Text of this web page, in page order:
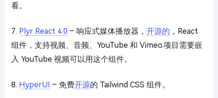
看。
7. Plyr React 4.0 – 响应式媒体播放器， 开源的 ，React
组件，支持视频、音频、YouTube 和 Vimeo.项目需要嵌
入 YouTube 视频可以用这个组件。
8. HyperUI – 免费开源的 Tailwind CSS 组件。